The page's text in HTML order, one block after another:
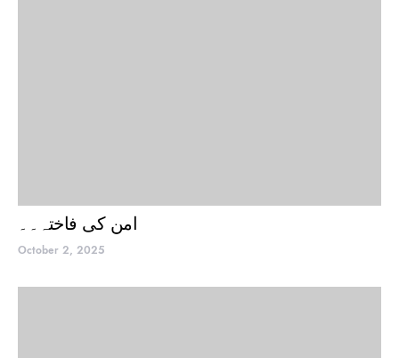
امن کی فاختہ۔۔
October 2, 2025